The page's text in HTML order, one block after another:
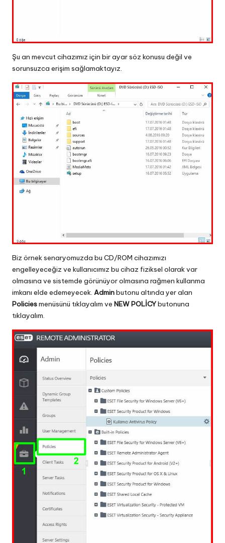
Şu an mevcut cihazımız için bir ayar söz konusu değil ve
sorunsuzca erişim sağlamaktayız.
Biz örnek senaryomuzda bu CD/ROM cihazımızı
engelleyeceğiz ve kullanıcımız bu cihaz fiziksel olarak var
olmasına ve sistemde görünüyor olmasına rağmen kullanma
imkanı elde edemeyecek. Adminbutonu altında yer alan
Policiesmenüsünü tıklayalım ve NEW POLİCYbutonuna
tıklayalım.